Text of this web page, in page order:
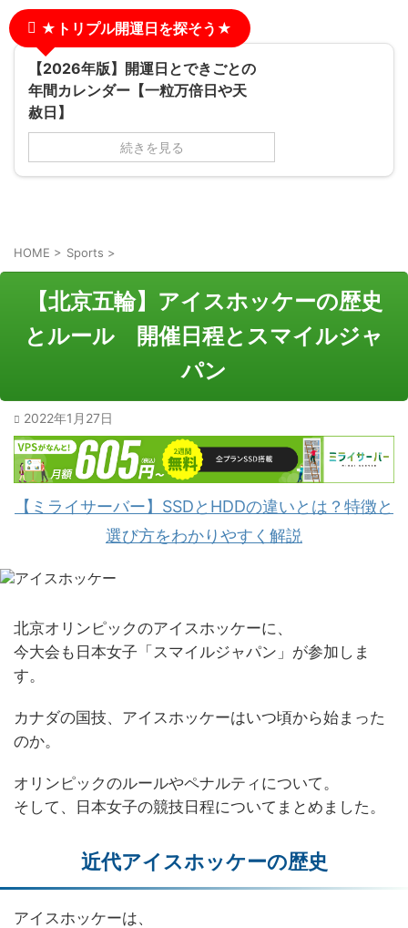
★トリプル開運日を探そう★
【2026年版】開運日とできごとの
年間カレンダー【一粒万倍日や天
赦日】
続きを見る
HOME > Sports >
【北京五輪】アイスホッケーの歴史
とルール 開催日程とスマイルジャ
パン
2022年1月27日
【ミライサーバー】SSDとHDDの違いとは？特徴と
選び方をわかりやすく解説
北京オリンピックのアイスホッケーに、
今大会も日本女子「スマイルジャパン」が参加しま
す。
カナダの国技、アイスホッケーはいつ頃から始まった
のか。
オリンピックのルールやペナルティについて。
そして、日本女子の競技日程についてまとめました。
近代アイスホッケーの歴史
アイスホッケーは、